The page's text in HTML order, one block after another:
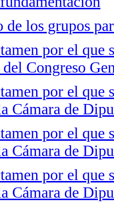
de los grupos
por el que
Congreso
por el que
Cámara de
por el que
Cámara de
por el que
Cámara de